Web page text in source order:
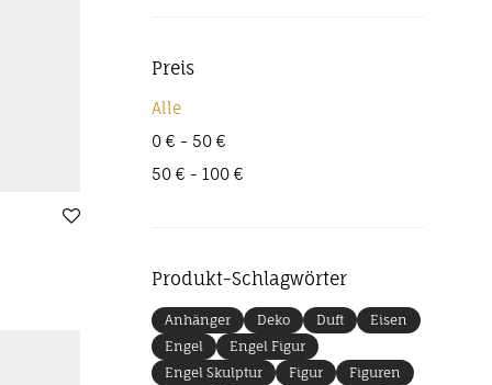
Preis
Alle
0 € - 50 €
50 € - 100 €
Produkt-Schlagwörter
Anhänger Deko Duft
Eisen
Engel
Engel Figur
Engel Skulptur
Figur
Figuren